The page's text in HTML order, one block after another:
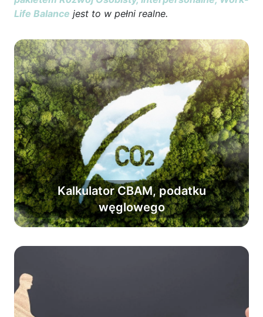
Life Balance jest to w pełni realne.
Kalkulator CBAM, podatku
węglowego
Oblicz podatek węglowy CBAM i
uniknij kar.